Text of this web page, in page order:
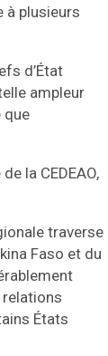
à plusieurs
d’État
ampleur
que
la CEDEAO,
traverse
Faso et du
États